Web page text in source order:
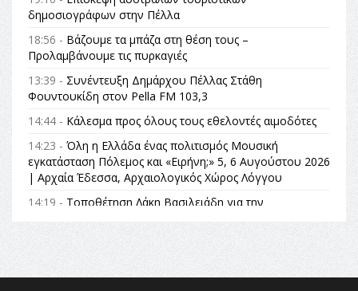
δημοσιογράφων στην Πέλλα
18:56 - Βάζουμε τα μπάζα στη θέση τους –
Προλαμβάνουμε τις πυρκαγιές
13:39 - Συνέντευξη Δημάρχου Πέλλας Στάθη
Φουντουκίδη στον Pella FM 103,3
14:44 - Κάλεσμα προς όλους τους εθελοντές αιμοδότες
14:23 - Όλη η Ελλάδα ένας πολιτισμός Μουσική
εγκατάσταση Πόλεμος και «Ειρήνη;» 5, 6 Αυγούστου 2026
| Αρχαία Έδεσσα, Αρχαιολογικός Χώρος Λόγγου
14:19 - Τοποθέτηση Λάκη Βασιλειάδη για την
Αναθεώρηση του Συντάγματος: «Σε τέτοιες κορυφαίες
θεσμικές διαδικασίες υπάρχει μόνο η ευθύνη απέναντι
στις επόμενες γενιές»
16:35 -Το πρόγραμμα του ΠΑΟΚ στον δεύτερο γύρο του